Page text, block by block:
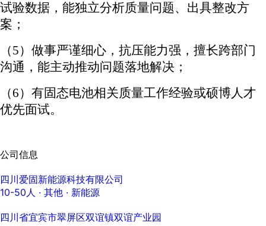
试验数据，能独立分析质量问题、出具整改方
案；
（5） 做事严谨细心，抗压能力强，擅长跨部门
沟通，能主动推动问题落地解决；
（6） 有固态电池相关质量工作经验或硕博人才
优先面试。
公司信息
四川爱固新能源科技有限公司
10-50人 · 其他 · 新能源
四川省宜宾市翠屏区双谊镇双谊产业园